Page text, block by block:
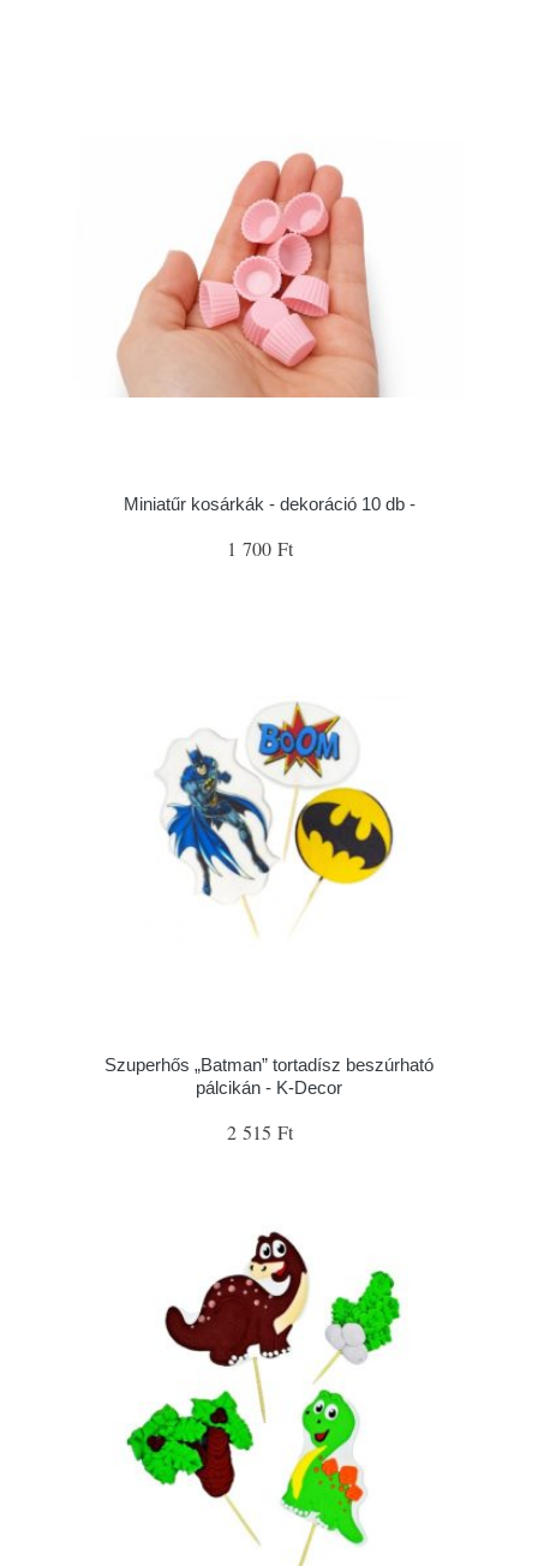
Miniatűr kosárkák - dekoráció 10 db -
1 700 Ft
Szuperhős „Batman” tortadísz beszúrható
pálcikán - K-Decor
2 515 Ft